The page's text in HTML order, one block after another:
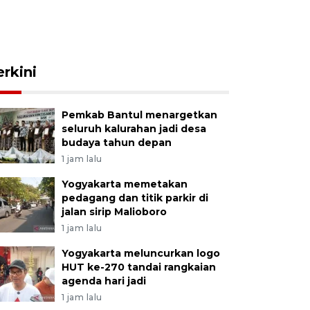
Pemkab Bantul menargetkan
seluruh kalurahan jadi desa
budaya tahun depan
1 jam lalu
Yogyakarta memetakan
pedagang dan titik parkir di
jalan sirip Malioboro
1 jam lalu
Yogyakarta meluncurkan logo
HUT ke-270 tandai rangkaian
agenda hari jadi
1 jam lalu